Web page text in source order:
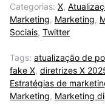
Categorias: X,
Marketing, Marketing,
Sociais, Twitter
Tags: atualização de
fake X, diretrizes X
Estratégias de
Marketing, Marketing